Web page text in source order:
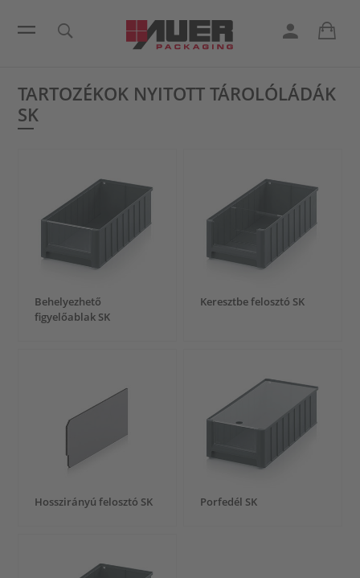
TARTOZÉKOK NYITOTT TÁROLÓLÁDÁK
SK
Behelyezhető
figyelőablak SK
Keresztbe felosztó SK
Hosszirányú felosztó SK Porfedél SK